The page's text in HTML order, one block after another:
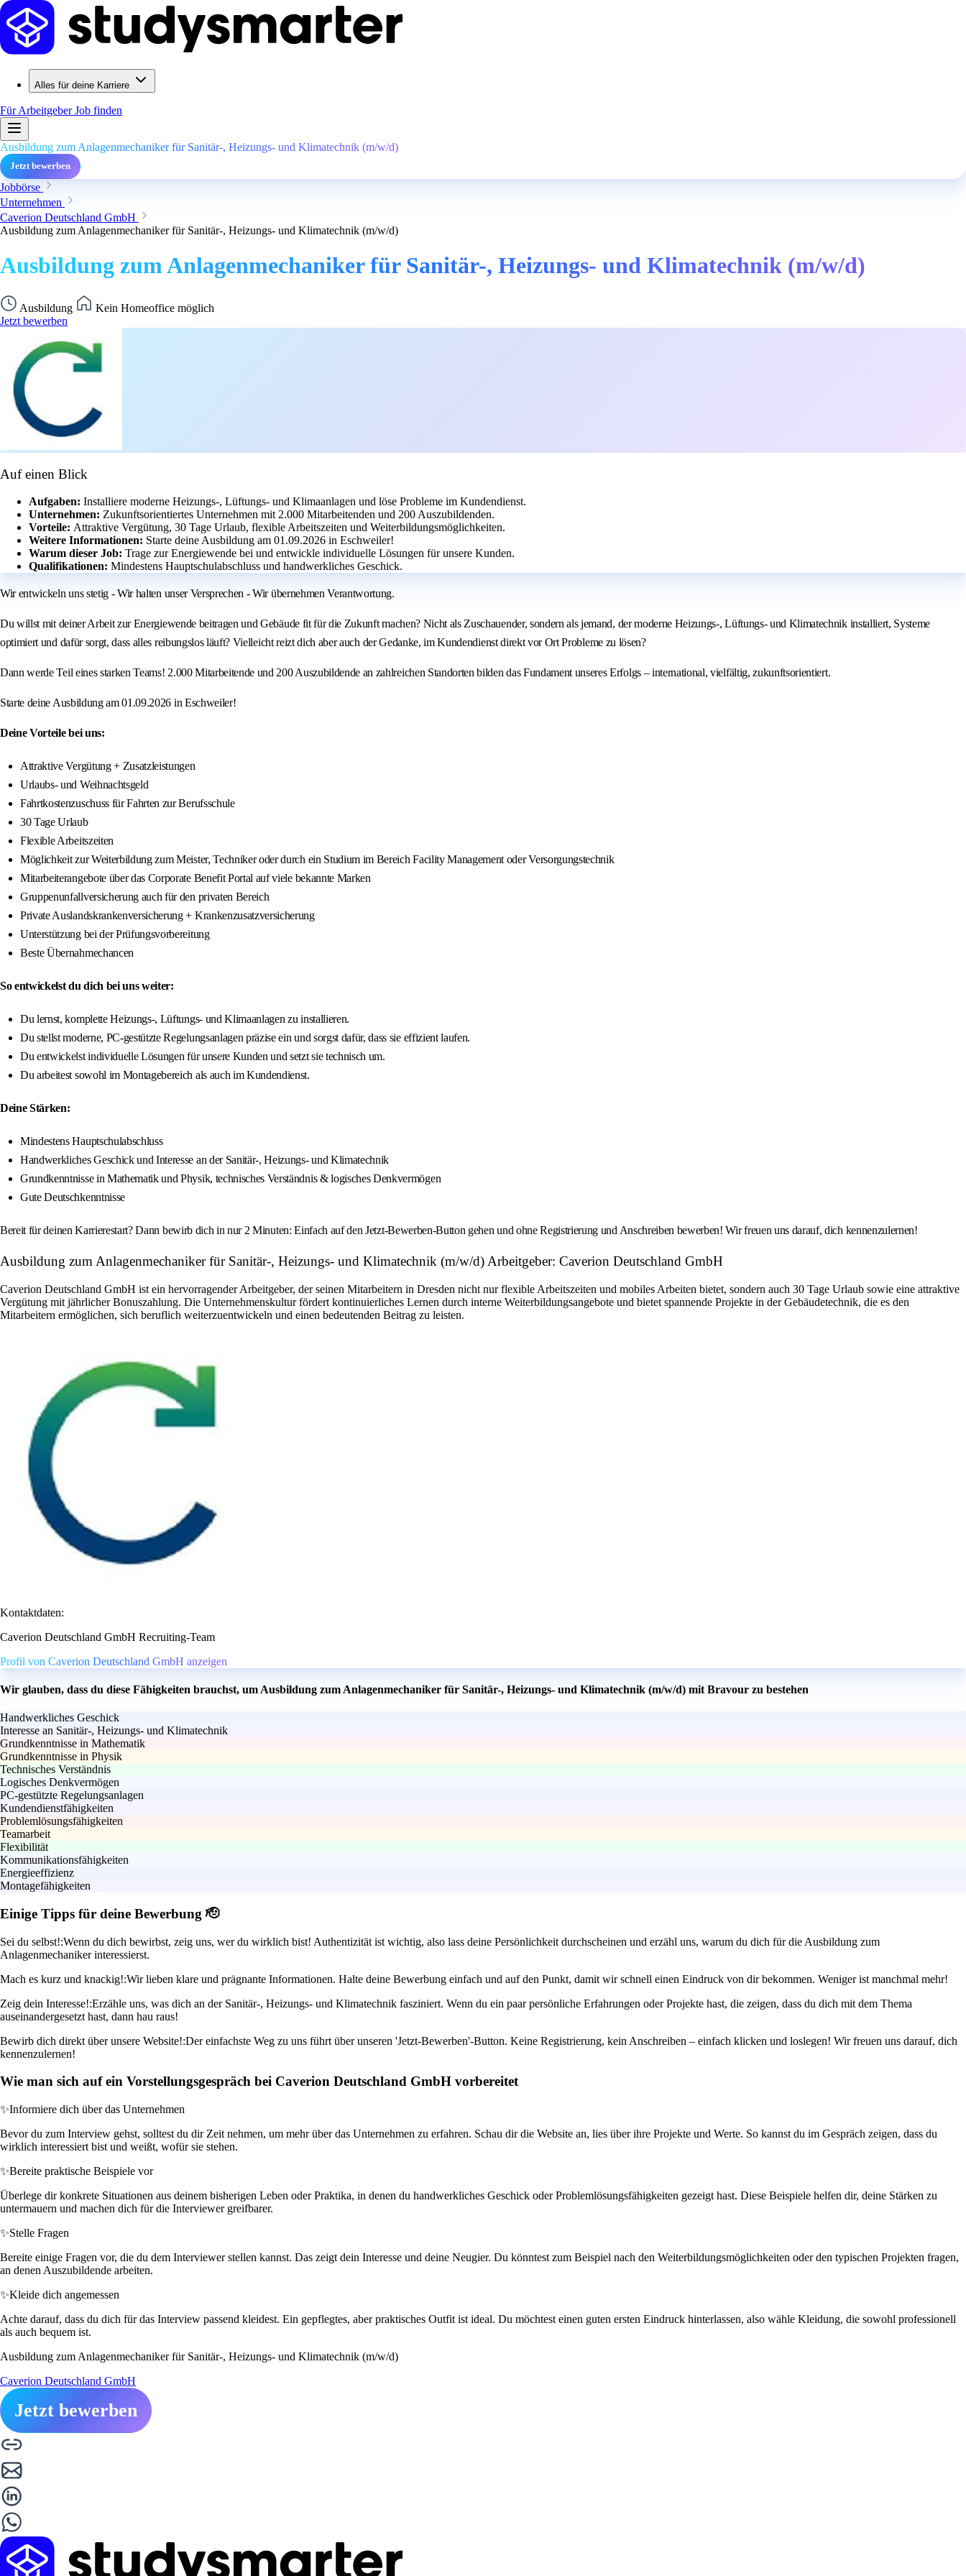
Alles für deine Karriere
Für ArbeitgeberJob finden
Ausbildung zum Anlagenmechaniker für Sanitär-, Heizungs- und Klimatechnik (m/w/d)
Jetzt bewerben
Jobbörse
Unternehmen
Caverion Deutschland GmbH
Ausbildung zum Anlagenmechaniker für Sanitär-, Heizungs- und Klimatechnik (m/w/d)
Ausbildung zum Anlagenmechaniker für Sanitär-, Heizungs- und Klimatechnik (m/w/d)
Ausbildung
Kein Homeoffice möglich
Jetzt bewerben
Auf einen Blick
Aufgaben: Installiere moderne Heizungs-, Lüftungs- und Klimaanlagen und löse Probleme im Kundendienst.
Unternehmen: Zukunftsorientiertes Unternehmen mit 2.000 Mitarbeitenden und 200 Auszubildenden.
Vorteile: Attraktive Vergütung, 30 Tage Urlaub, flexible Arbeitszeiten und Weiterbildungsmöglichkeiten.
Weitere Informationen: Starte deine Ausbildung am 01.09.2026 in Eschweiler!
Warum dieser Job: Trage zur Energiewende bei und entwickle individuelle Lösungen für unsere Kunden.
Qualifikationen: Mindestens Hauptschulabschluss und handwerkliches Geschick.
Wir entwickeln uns stetig - Wir halten unser Versprechen - Wir übernehmen Verantwortung.
Du willst mit deiner Arbeit zur Energiewende beitragen und Gebäude fit für die Zukunft machen? Nicht als Zuschauender, sondern als jemand, der moderne Heizungs-, Lüftungs- und Klimatechnik installiert, Systeme
optimiert und dafür sorgt, dass alles reibungslos läuft? Vielleicht reizt dich aber auch der Gedanke, im Kundendienst direkt vor Ort Probleme zu lösen?
Dann werde Teil eines starken Teams! 2.000 Mitarbeitende und 200 Auszubildende an zahlreichen Standorten bilden das Fundament unseres Erfolgs – international, vielfältig, zukunftsorientiert.
Starte deine Ausbildung am 01.09.2026 in Eschweiler!
Deine Vorteile bei uns:
Attraktive Vergütung + Zusatzleistungen
Urlaubs- und Weihnachtsgeld
Fahrtkostenzuschuss für Fahrten zur Berufsschule
30 Tage Urlaub
Flexible Arbeitszeiten
Möglichkeit zur Weiterbildung zum Meister, Techniker oder durch ein Studium im Bereich Facility Management oder Versorgungstechnik
Mitarbeiterangebote über das Corporate Benefit Portal auf viele bekannte Marken
Gruppenunfallversicherung auch für den privaten Bereich
Private Auslandskrankenversicherung + Krankenzusatzversicherung
Unterstützung bei der Prüfungsvorbereitung
Beste Übernahmechancen
So entwickelst du dich bei uns weiter:
Du lernst, komplette Heizungs-, Lüftungs- und Klimaanlagen zu installieren.
Du stellst moderne, PC-gestützte Regelungsanlagen präzise ein und sorgst dafür, dass sie effizient laufen.
Du entwickelst individuelle Lösungen für unsere Kunden und setzt sie technisch um.
Du arbeitest sowohl im Montagebereich als auch im Kundendienst.
Deine Stärken:
Mindestens Hauptschulabschluss
Handwerkliches Geschick und Interesse an der Sanitär-, Heizungs- und Klimatechnik
Grundkenntnisse in Mathematik und Physik, technisches Verständnis & logisches Denkvermögen
Gute Deutschkenntnisse
Bereit für deinen Karrierestart? Dann bewirb dich in nur 2 Minuten: Einfach auf den Jetzt-Bewerben-Button gehen und ohne Registrierung und Anschreiben bewerben! Wir freuen uns darauf, dich kennenzulernen!
Ausbildung zum Anlagenmechaniker für Sanitär-, Heizungs- und Klimatechnik (m/w/d) Arbeitgeber: Caverion Deutschland GmbH
Caverion Deutschland GmbH ist ein hervorragender Arbeitgeber, der seinen Mitarbeitern in Dresden nicht nur flexible Arbeitszeiten und mobiles Arbeiten bietet, sondern auch 30 Tage Urlaub sowie eine attraktive
Vergütung mit jährlicher Bonuszahlung. Die Unternehmenskultur fördert kontinuierliches Lernen durch interne Weiterbildungsangebote und bietet spannende Projekte in der Gebäudetechnik, die es den
Mitarbeitern ermöglichen, sich beruflich weiterzuentwickeln und einen bedeutenden Beitrag zu leisten.
Kontaktdaten:
Caverion Deutschland GmbH Recruiting-Team
Profil von Caverion Deutschland GmbH anzeigen
Wir glauben, dass du diese Fähigkeiten brauchst, um Ausbildung zum Anlagenmechaniker für Sanitär-, Heizungs- und Klimatechnik (m/w/d) mit Bravour zu bestehen
Handwerkliches Geschick
Interesse an Sanitär-, Heizungs- und Klimatechnik
Grundkenntnisse in Mathematik
Grundkenntnisse in Physik
Technisches Verständnis
Logisches Denkvermögen
PC-gestützte Regelungsanlagen
Kundendienstfähigkeiten
Problemlösungsfähigkeiten
Teamarbeit
Flexibilität
Kommunikationsfähigkeiten
Energieeffizienz
Montagefähigkeiten
Einige Tipps für deine Bewerbung 🫡
Sei du selbst!:Wenn du dich bewirbst, zeig uns, wer du wirklich bist! Authentizität ist wichtig, also lass deine Persönlichkeit durchscheinen und erzähl uns, warum du dich für die Ausbildung zum
Anlagenmechaniker interessierst.
Mach es kurz und knackig!:Wir lieben klare und prägnante Informationen. Halte deine Bewerbung einfach und auf den Punkt, damit wir schnell einen Eindruck von dir bekommen. Weniger ist manchmal mehr!
Zeig dein Interesse!:Erzähle uns, was dich an der Sanitär-, Heizungs- und Klimatechnik fasziniert. Wenn du ein paar persönliche Erfahrungen oder Projekte hast, die zeigen, dass du dich mit dem Thema
auseinandergesetzt hast, dann hau raus!
Bewirb dich direkt über unsere Website!:Der einfachste Weg zu uns führt über unseren 'Jetzt-Bewerben'-Button. Keine Registrierung, kein Anschreiben – einfach klicken und loslegen! Wir freuen uns darauf, dich
kennenzulernen!
Wie man sich auf ein Vorstellungsgespräch bei Caverion Deutschland GmbH vorbereitet
✨Informiere dich über das Unternehmen
Bevor du zum Interview gehst, solltest du dir Zeit nehmen, um mehr über das Unternehmen zu erfahren. Schau dir die Website an, lies über ihre Projekte und Werte. So kannst du im Gespräch zeigen, dass du
wirklich interessiert bist und weißt, wofür sie stehen.
✨Bereite praktische Beispiele vor
Überlege dir konkrete Situationen aus deinem bisherigen Leben oder Praktika, in denen du handwerkliches Geschick oder Problemlösungsfähigkeiten gezeigt hast. Diese Beispiele helfen dir, deine Stärken zu
untermauern und machen dich für die Interviewer greifbarer.
✨Stelle Fragen
Bereite einige Fragen vor, die du dem Interviewer stellen kannst. Das zeigt dein Interesse und deine Neugier. Du könntest zum Beispiel nach den Weiterbildungsmöglichkeiten oder den typischen Projekten fragen,
an denen Auszubildende arbeiten.
✨Kleide dich angemessen
Achte darauf, dass du dich für das Interview passend kleidest. Ein gepflegtes, aber praktisches Outfit ist ideal. Du möchtest einen guten ersten Eindruck hinterlassen, also wähle Kleidung, die sowohl professionell
als auch bequem ist.
Ausbildung zum Anlagenmechaniker für Sanitär-, Heizungs- und Klimatechnik (m/w/d)
Caverion Deutschland GmbH
Jetzt bewerben